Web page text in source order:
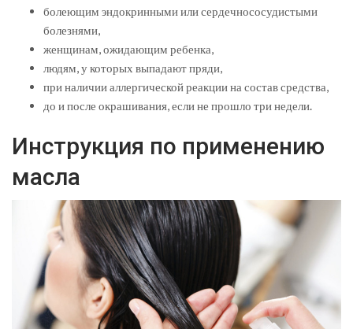
болеющим эндокринными или сердечнососудистыми
болезнями,
женщинам, ожидающим ребенка,
людям, у которых выпадают пряди,
при наличии аллергической реакции на состав средства,
до и после окрашивания, если не прошло три недели.
Инструкция по применению
масла